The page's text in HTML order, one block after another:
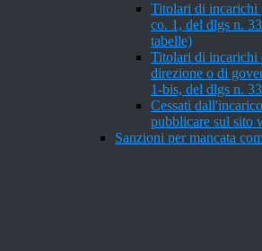
Titolari di incarichi
co. 1, del dlgs n.
tabelle)
Titolari di incarichi
direzione o di
1-bis, del dlgs n.
Cessati
pubblicare sul sito
Sanzioni per mancata